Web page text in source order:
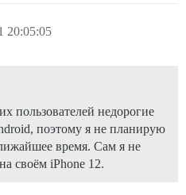
20:05:05
пользователей недорогие
поэтому я не планирую
время. Сам я не
своём iPhone 12.